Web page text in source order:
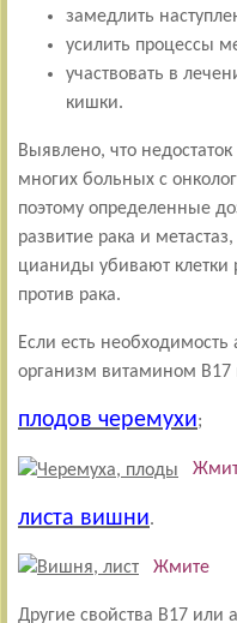
замедлить
усилить процессы
участвовать в
кишки.
Выявлено, что
многих больных с
поэтому определенные
развитие рака и
цианиды убивают
против рака.
Если есть необходимость
организм витамином
плодов черемухи;
листа вишни.
Жмите
Другие свойства B17 или